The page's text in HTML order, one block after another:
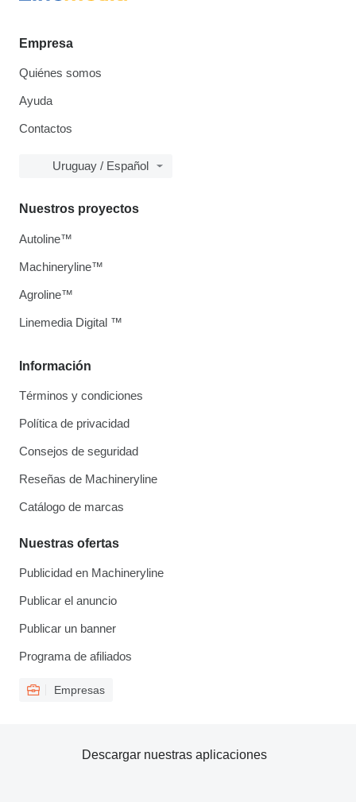
Empresa
Quiénes somos
Ayuda
Contactos
Uruguay / Español
Información
Términos y condiciones
Política de privacidad
Consejos de seguridad
Reseñas de Machineryline
Catálogo de marcas
Nuestras ofertas
Publicidad en Machineryline
Publicar el anuncio
Publicar un banner
Programa de afiliados
Empresas
Nuestros proyectos
Autoline™
Machineryline™
Agroline™
Linemedia Digital ™
Descargar nuestras aplicaciones